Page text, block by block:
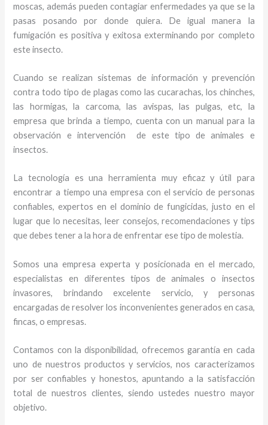
moscas, además pueden contagiar enfermedades ya que se la
pasas posando por donde quiera. De igual manera la
fumigación es positiva y exitosa exterminando por completo
este insecto.
Cuando se realizan sistemas de información y prevención
contra todo tipo de plagas como las cucarachas, los chinches,
las hormigas, la carcoma, las avispas, las pulgas, etc, la
empresa que brinda a tiempo, cuenta con un manual para la
observación e intervención de este tipo de animales e
insectos.
La tecnología es una herramienta muy eficaz y útil para
encontrar a tiempo una empresa con el servicio de personas
confiables, expertos en el dominio de fungicidas, justo en el
lugar que lo necesitas, leer consejos, recomendaciones y tips
que debes tener a la hora de enfrentar ese tipo de molestia.
Somos una empresa experta y posicionada en el mercado,
especialistas en diferentes tipos de animales o insectos
invasores, brindando excelente servicio, y personas
encargadas de resolver los inconvenientes generados en casa,
fincas, o empresas.
Contamos con la disponibilidad, ofrecemos garantía en cada
uno de nuestros productos y servicios, nos caracterizamos
por ser confiables y honestos, apuntando a la satisfacción
total de nuestros clientes, siendo ustedes nuestro mayor
objetivo.